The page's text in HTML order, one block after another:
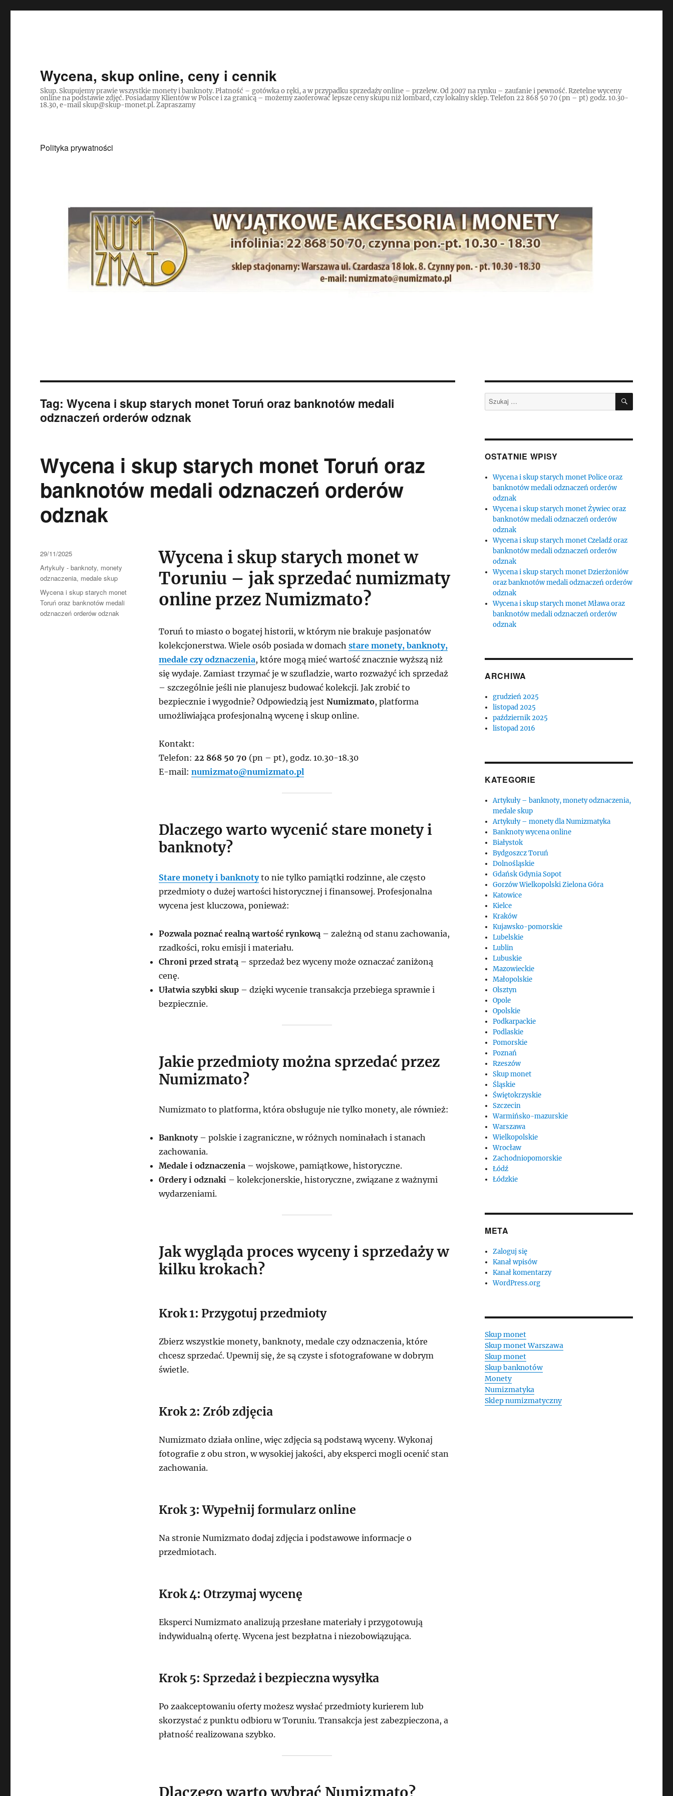
Wycena, skup online, ceny i cennik
Skup. Skupujemy prawie wszystkie monety i banknoty. Płatność – gotówka o ręki, a w przypadku sprzedaży online – przelew. Od 2007 na rynku – zaufanie i pewność. Rzetelne wyceny
online na podstawie zdjęć. Posiadamy Klientów w Polsce i za granicą – możemy zaoferować lepsze ceny skupu niż lombard, czy lokalny sklep. Telefon 22 868 50 70 (pn – pt) godz. 10.30-
18.30, e-mail skup@skup-monet.pl. Zapraszamy
Polityka prywatności
Tag:Wycena i skup starych monet Toruń oraz banknotów medali
odznaczeń orderów odznak
Wycena i skup starych monet Toruń oraz
banknotów medali odznaczeń orderów
odznak
Wycena i skup starych monet w
Toruniu – jak sprzedać numizmaty
online przez Numizmato?
Toruń to miasto o bogatej historii, w którym nie brakuje pasjonatów
kolekcjonerstwa. Wiele osób posiada w domach stare monety, banknoty,
medale czy odznaczenia, które mogą mieć wartość znacznie wyższą niż
się wydaje. Zamiast trzymać je w szufladzie, warto rozważyć ich sprzedaż
– szczególnie jeśli nie planujesz budować kolekcji. Jak zrobić to
bezpiecznie i wygodnie? Odpowiedzią jest Numizmato, platforma
umożliwiająca profesjonalną wycenę i skup online.
Kontakt:
Telefon: 22 868 50 70 (pn – pt), godz. 10.30-18.30
E-mail: numizmato@numizmato.pl
Dlaczego warto wycenić stare monety i
banknoty?
Stare monety i banknotyto nie tylko pamiątki rodzinne, ale często
przedmioty o dużej wartości historycznej i finansowej. Profesjonalna
wycena jest kluczowa, ponieważ:
Pozwala poznać realną wartość rynkową– zależną od stanu zachowania,
rzadkości, roku emisji i materiału.
Chroni przed stratą– sprzedaż bez wyceny może oznaczać zaniżoną
cenę.
Ułatwia szybki skup– dzięki wycenie transakcja przebiega sprawnie i
bezpiecznie.
Jakie przedmioty można sprzedać przez
Numizmato?
Numizmato to platforma, która obsługuje nie tylko monety, ale również:
Banknoty– polskie i zagraniczne, w różnych nominałach i stanach
zachowania.
Medale i odznaczenia– wojskowe, pamiątkowe, historyczne.
Ordery i odznaki– kolekcjonerskie, historyczne, związane z ważnymi
wydarzeniami.
Jak wygląda proces wyceny i sprzedaży w
kilku krokach?
Krok 1: Przygotuj przedmioty
Zbierz wszystkie monety, banknoty, medale czy odznaczenia, które
chcesz sprzedać. Upewnij się, że są czyste i sfotografowane w dobrym
świetle.
Krok 2: Zrób zdjęcia
Numizmato działa online, więc zdjęcia są podstawą wyceny. Wykonaj
fotografie z obu stron, w wysokiej jakości, aby eksperci mogli ocenić stan
zachowania.
Krok 3: Wypełnij formularz online
Na stronie Numizmato dodaj zdjęcia i podstawowe informacje o
przedmiotach.
Krok 4: Otrzymaj wycenę
Eksperci Numizmato analizują przesłane materiały i przygotowują
indywidualną ofertę. Wycena jest bezpłatna i niezobowiązująca.
Krok 5: Sprzedaż i bezpieczna wysyłka
Po zaakceptowaniu oferty możesz wysłać przedmioty kurierem lub
skorzystać z punktu odbioru w Toruniu. Transakcja jest zabezpieczona, a
płatność realizowana szybko.
Data
publikacji
29/11/2025
Kategorie
Artykuły - banknoty, monety
odznaczenia, medale skup
Tagi
Wycena i skup starych monet
Toruń oraz banknotów medali
odznaczeń orderów odznak
Szukaj: SZUKAJ
OSTATNIE WPISY
Wycena i skup starych monet Police oraz
banknotów medali odznaczeń orderów
odznak
Wycena i skup starych monet Żywiec oraz
banknotów medali odznaczeń orderów
odznak
Wycena i skup starych monet Czeladź oraz
banknotów medali odznaczeń orderów
odznak
Wycena i skup starych monet Dzierżoniów
oraz banknotów medali odznaczeń orderów
odznak
Wycena i skup starych monet Mława oraz
banknotów medali odznaczeń orderów
odznak
ARCHIWA
grudzień 2025
listopad 2025
październik 2025
listopad 2016
KATEGORIE
Artykuły – banknoty, monety odznaczenia,
medale skup
Artykuły – monety dla Numizmatyka
Banknoty wycena online
Białystok
Bydgoszcz Toruń
Dolnośląskie
Gdańsk Gdynia Sopot
Gorzów Wielkopolski Zielona Góra
Katowice
Kielce
Kraków
Kujawsko-pomorskie
Lubelskie
Lublin
Lubuskie
Mazowieckie
Małopolskie
Olsztyn
Opole
Opolskie
Podkarpackie
Podlaskie
Pomorskie
Poznań
Rzeszów
Skup monet
Śląskie
Świętokrzyskie
Szczecin
Warmińsko-mazurskie
Warszawa
Wielkopolskie
Wrocław
Zachodniopomorskie
Łódź
Łódzkie
META
Zaloguj się
Kanał wpisów
Kanał komentarzy
WordPress.org
Skup monet
Skup monet Warszawa
Skup monet
Skup banknotów
Monety
Numizmatyka
Sklep numizmatyczny